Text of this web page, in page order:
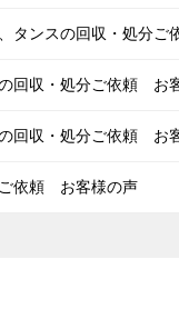
タンスの回収・処分
の回収・処分ご依頼 お
の回収・処分ご依頼 お
依頼 お客様の声